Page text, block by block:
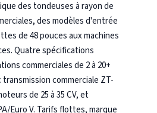
des tondeuses à rayon de
des modèles d'entrée
de 48 pouces aux machines
Quatre spécifications
commerciales de 2 à 20+
commerciale ZT-
de 25 à 35 CV, et
Euro V. Tarifs flottes, marque